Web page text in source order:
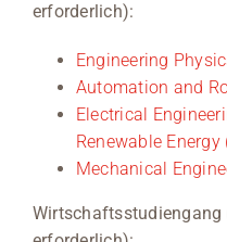
erforderlich):
Engineering
Automation and
Electrical
Renewable Energy
Mechanical
Wirtschaftsstudiengang